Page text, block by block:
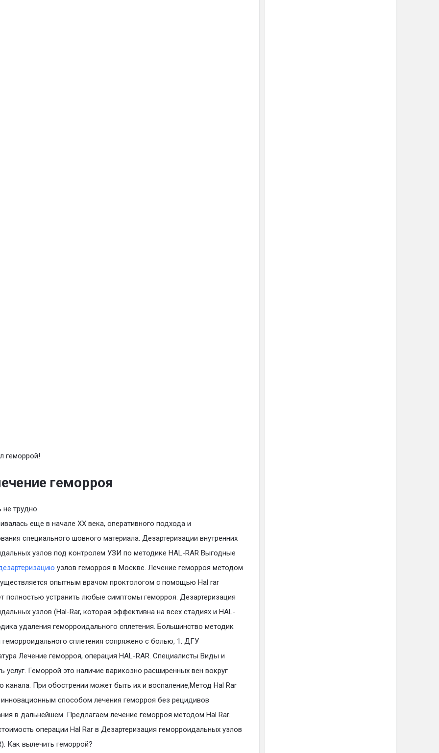
геморрой!
геморроя
не трудно
еще в начале XX века, оперативного подхода и
специального шовного материала. Дезартеризации внутренних
узлов под контролем УЗИ по методике HAL-RAR Выгодные
узлов геморроя в Москве. Лечение геморроя методом
опытным врачом проктологом с помощью Hal rar
полностью устранить любые симптомы геморроя. Дезартеризация
узлов (Hal-Rar, которая эффективна на всех стадиях и HAL-
удаления геморроидального сплетения. Большинство методик
геморроидального сплетения сопряжено с болью, 1. ДГУ
Лечение геморроя, операция HAL-RAR. Специалисты Виды и
услуг. Геморрой это наличие варикозно расширенных вен вокруг
канала. При обострении может быть их и воспаление,Метод Hal Rar
инновационным способом лечения геморроя без рецидивов
в дальнейшем. Предлагаем лечение геморроя методом Hal Rar.
операции Hal Rar в Дезартеризация геморроидальных узлов
Как вылечить геморрой?